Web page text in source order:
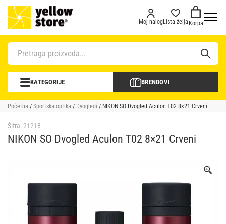
Moj nalogLista želja Korpa
KATEGORIJE BRENDOVI
Početna / Sportska optika / Dvogledi / NIKON SO Dvogled Aculon T02 8×21 Crveni
Šifra:21218
NIKON SO Dvogled Aculon T02 8×21 Crveni